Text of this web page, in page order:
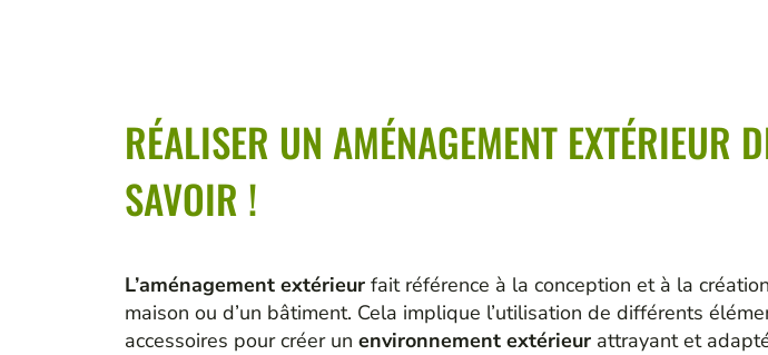
RÉALISER UN AMÉNAGEMENT EXTÉRIEUR
SAVOIR !
L’aménagement extérieur fait référence à la conception et à la
maison ou d’un bâtiment. Cela implique l’utilisation de différents
accessoires pour créer un environnement extérieur attrayant et